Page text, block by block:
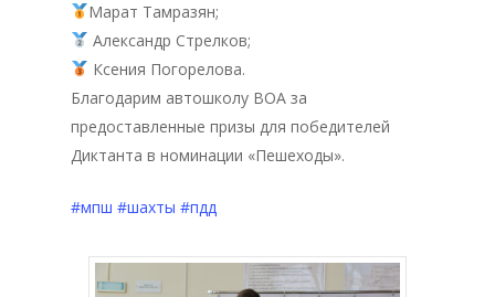
Марат Тамразян;
Александр Стрелков;
Ксения Погорелова.
Благодарим автошколу ВОА за
предоставленные призы для победителей
Диктанта в номинации «Пешеходы».
#мпш #шахты #пдд